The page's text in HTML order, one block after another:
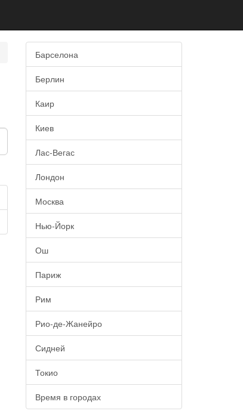
Барселона
Берлин
Каир
Киев
Лас-Вегас
Лондон
Москва
Нью-Йорк
Ош
Париж
Рим
Рио-де-Жанейро
Сидней
Токио
Время в городах